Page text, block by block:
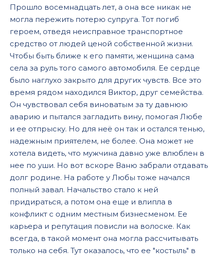
Прошло восемнадцать лет, а она все никак не
могла пережить потерю супруга. Тот погиб
героем, отведя неисправное транспортное
средство от людей ценой собственной жизни.
Чтобы быть ближе к его памяти, женщина сама
села за руль того самого автомобиля. Ее сердце
было наглухо закрыто для других чувств. Все это
время рядом находился Виктор, друг семейства.
Он чувствовал себя виноватым за ту давнюю
аварию и пытался загладить вину, помогая Любе
и ее отпрыску. Но для неё он так и остался тенью,
надежным приятелем, не более. Она может не
хотела видеть, что мужчина давно уже влюблен в
нее по уши. Но вот вскоре Ваню забрали отдавать
долг родине. На работе у Любы тоже начался
полный завал. Начальство стало к ней
придираться, а потом она еще и влипла в
конфликт с одним местным бизнесменом. Ее
карьера и репутация повисли на волоске. Как
всегда, в такой момент она могла рассчитывать
только на себя. Тут оказалось, что ее "костыль" в